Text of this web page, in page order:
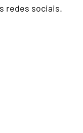
redes sociais.